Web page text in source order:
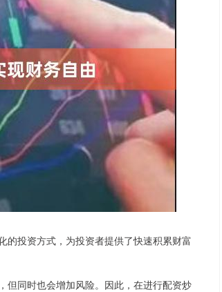
的投资方式，为投资者提供了快速积累财富
但同时也会增加风险。因此，在进行配资炒